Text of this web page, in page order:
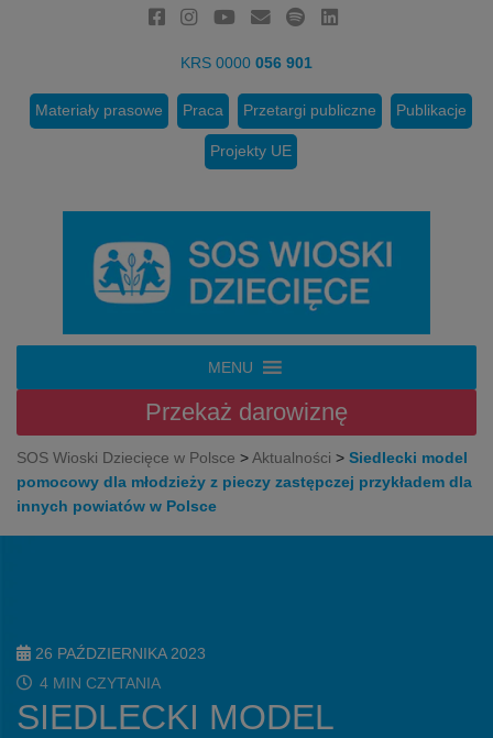
KRS 0000 056 901
Materiały prasowe Praca Przetargi publiczne Publikacje
Projekty UE
MENU
Przekaż darowiznę
SOS Wioski Dziecięce w Polsce >Aktualności > Siedlecki model
pomocowy dla młodzieży z pieczy zastępczej przykładem dla
innych powiatów w Polsce
26 PAŹDZIERNIKA 2023
4 MIN CZYTANIA
SIEDLECKI MODEL